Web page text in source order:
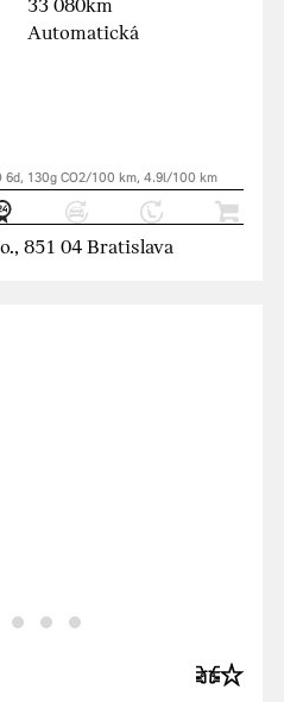
33 080km
Automatická
6d, 130g CO2/100 km, 4.9l/100 km
851 04 Bratislava